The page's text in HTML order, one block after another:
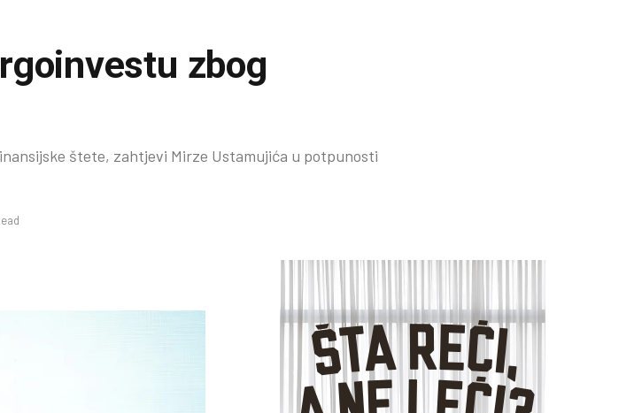
zbog
štete, zahtjevi Mirze Ustamujića u potpunosti